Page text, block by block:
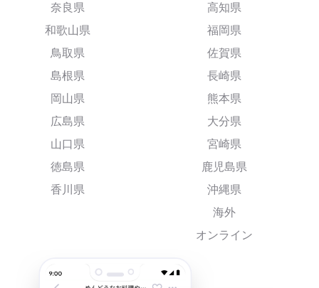
奈良県
和歌山県
鳥取県
島根県
岡山県
広島県
山口県
徳島県
香川県
高知県
福岡県
佐賀県
長崎県
熊本県
大分県
宮崎県
鹿児島県
沖縄県
海外
オンライン